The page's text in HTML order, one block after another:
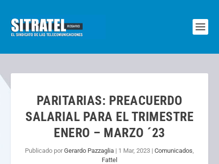
PARITARIAS: PREACUERDO
SALARIAL PARA EL TRIMESTRE
ENERO – MARZO ´23
Publicado porGerardo Pazzaglia | 1 Mar, 2023 | Comunicados,
Fattel